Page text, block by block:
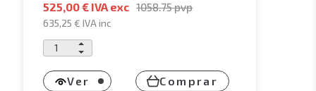
525,00 € IVA exc 1058.75pvp
635,25 €IVA inc
Ver Comprar